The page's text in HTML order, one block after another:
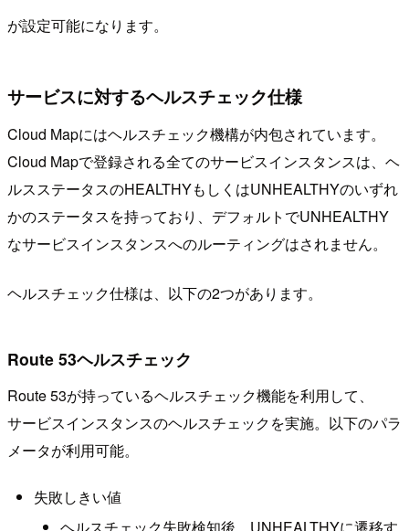
が設定可能になります。
サービスに対するヘルスチェック仕様
Cloud Mapにはヘルスチェック機構が内包されています。
Cloud Mapで登録される全てのサービスインスタンスは、ヘ
ルスステータスのHEALTHYもしくはUNHEALTHYのいずれ
かのステータスを持っており、デフォルトでUNHEALTHY
なサービスインスタンスへのルーティングはされません。
ヘルスチェック仕様は、以下の2つがあります。
Route 53ヘルスチェック
Route 53が持っているヘルスチェック機能を利用して、
サービスインスタンスのヘルスチェックを実施。以下のパラ
メータが利用可能。
失敗しきい値